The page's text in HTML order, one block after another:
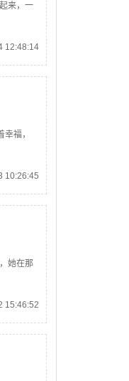
来，一
12:48:14
福，
10:26:45
她在那
15:46:52